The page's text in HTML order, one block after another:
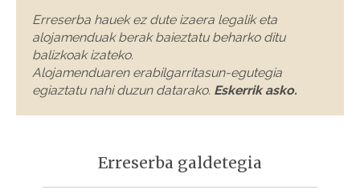
Erreserba hauek ez dute izaera legalik eta
alojamenduak berak baieztatu beharko ditu
balizkoak izateko.
Alojamenduaren erabilgarritasun-egutegia
egiaztatu nahi duzun datarako. Eskerrik asko.
Erreserba galdetegia